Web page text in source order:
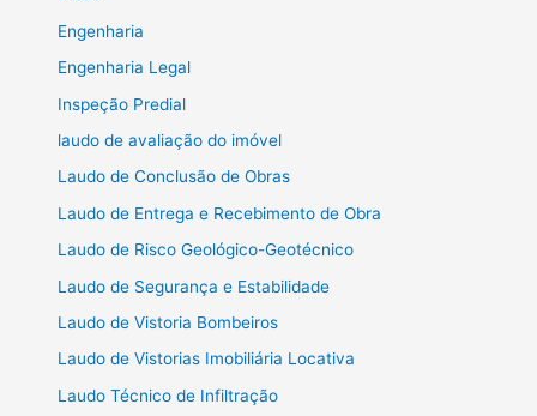
Engenharia
Engenharia Legal
Inspeção Predial
laudo de avaliação do imóvel
Laudo de Conclusão de Obras
Laudo de Entrega e Recebimento de Obra
Laudo de Risco Geológico-Geotécnico
Laudo de Segurança e Estabilidade
Laudo de Vistoria Bombeiros
Laudo de Vistorias Imobiliária Locativa
Laudo Técnico de Infiltração